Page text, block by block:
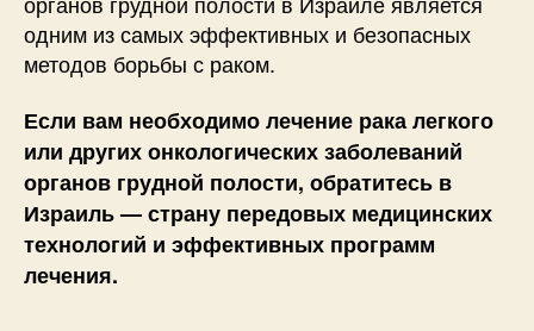
одним из самых эффективных и безопасных
методов борьбы с раком.
Если вам необходимо лечение рака легкого
или других онкологических заболеваний
органов грудной полости, обратитесь в
Израиль — страну передовых медицинских
технологий и эффективных программ
лечения.